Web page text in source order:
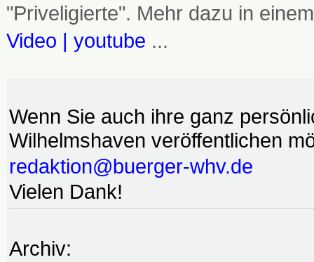
"Priveligierte". Mehr dazu in
Video | youtube ...
Wenn Sie auch ihre ganz
Wilhelmshaven veröffentlichen
redaktion@buerger-whv.de
Vielen Dank!
Archiv: